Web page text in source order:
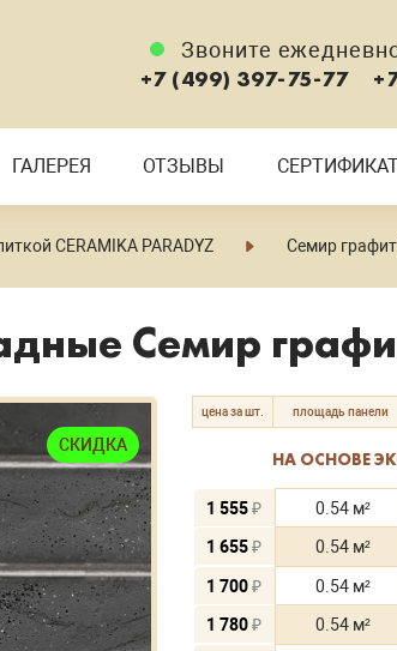
Звоните
+7 (499) 397-75-77
ГАЛЕРЕЯ ОТЗЫВЫ
CERAMIKA PARADYZ Семир
Семир
СКИДКА
цена за шт. площадь панели
НА ОСНОВЕ
1 555₽ 0.54 м²
1 655₽ 0.54 м²
1 700₽ 0.54 м²
1 780₽ 0.54 м²